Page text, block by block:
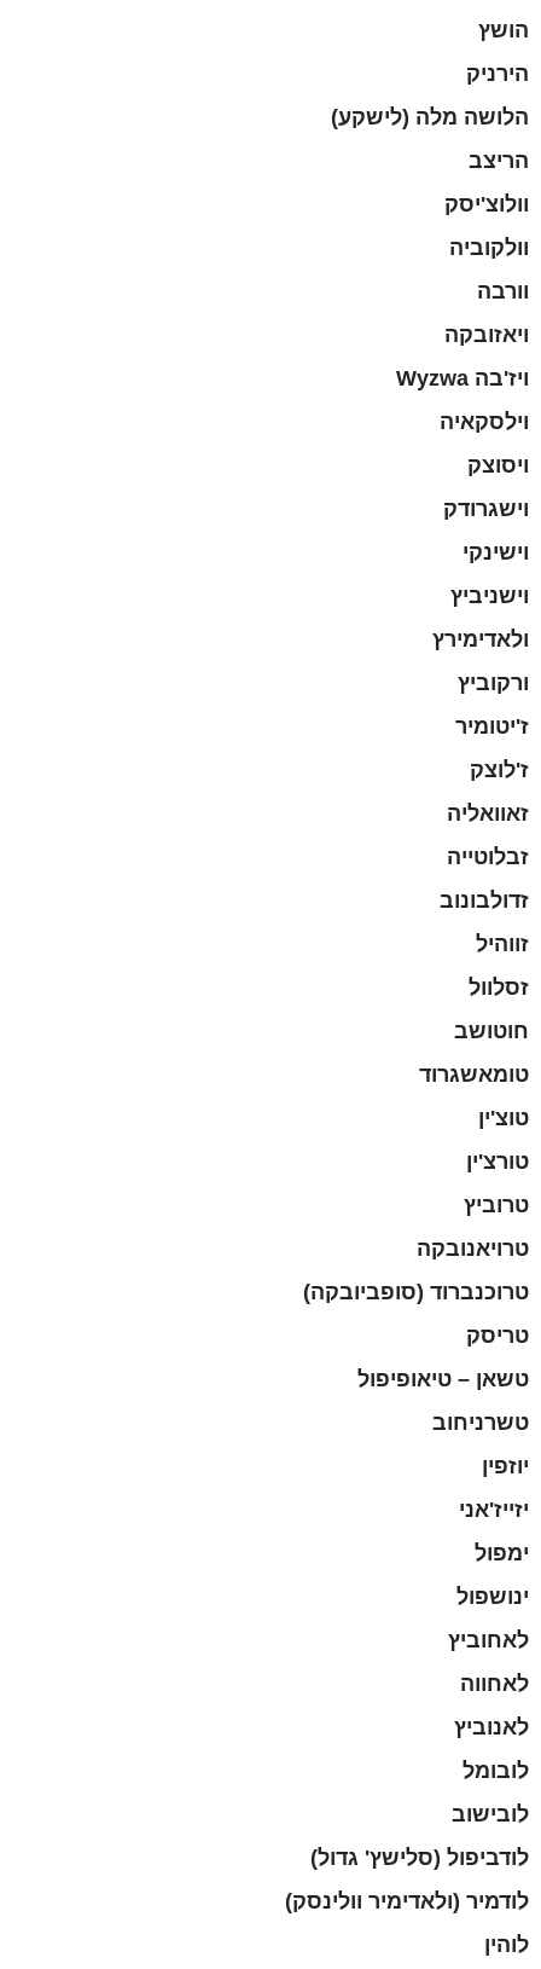
הושץ
הירניק
הלושה מלה (לישקע)
הריצב
וולוצ'יסק
וולקוביה
וורבה
ויאזובקה
ויז'בה Wyzwa
וילסקאיה
ויסוצק
וישגרודק
וישינקי
וישניביץ
ולאדימירץ
ורקוביץ
ז'יטומיר
ז'לוצק
זאוואליה
זבלוטייה
זדולבונוב
זווהיל
זסלוול
חוטושב
טומאשגרוד
טוצ'ין
טורצ'ין
טרוביץ
טרויאנובקה
טרוכנברוד (סופביובקה)
טריסק
טשאן – טיאופיפול
טשרניחוב
יוזפין
יזייז'אני
ימפול
ינושפול
לאחוביץ
לאחווה
לאנוביץ
לובומל
לובישוב
לודביפול (סלישץ' גדול)
לודמיר (ולאדימיר וולינסק)
לוהין